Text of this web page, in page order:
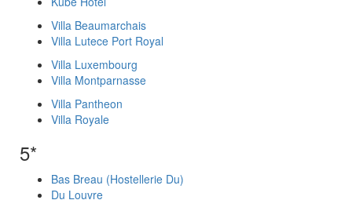
Villa Beaumarchais
Villa Lutece Port Royal
Villa Luxembourg
Villa Montparnasse
Villa Pantheon
Villa Royale
5*
Bas Breau (Hostellerie Du)
Du Louvre